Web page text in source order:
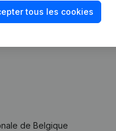
de Belgique
tous les cookies